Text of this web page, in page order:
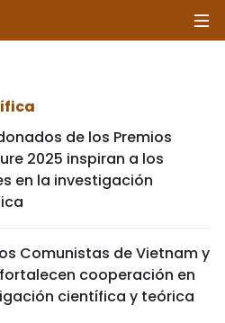
- MEDIO AMBIENTE
de los Premios
2025 inspiran a los
en la investigación
Comunistas de Vietnam y
cooperación en
científica y teórica